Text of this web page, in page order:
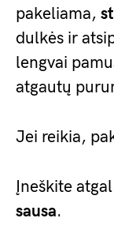
pakeliama,
dulkės ir
lengvai
atgautų
Jei reikia,
Įneškite
sausa.